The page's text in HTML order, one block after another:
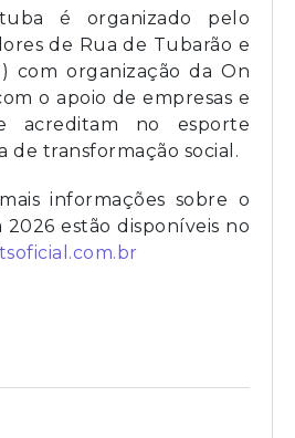
é organizado pelo
de Rua de Tubarão e
com organização da On
o apoio de empresas e
acreditam no esporte
de transformação social.
informações sobre o
estão disponíveis no